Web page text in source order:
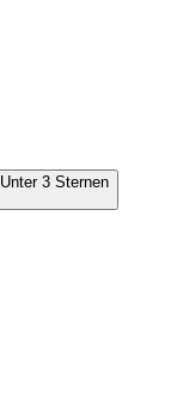
Unter 3 Sternen